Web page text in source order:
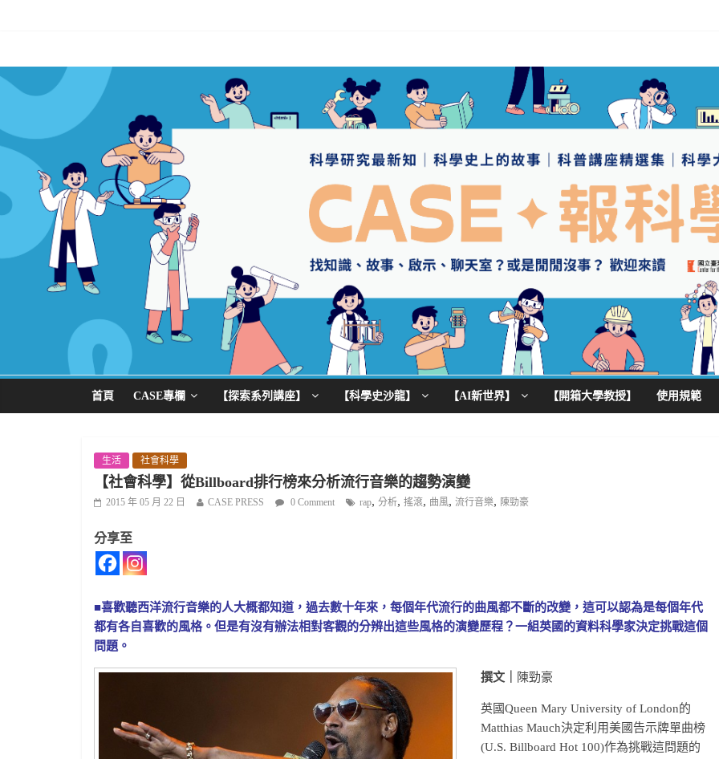
首頁 CASE專欄 【探索系列講座】 【科學史沙龍】 【AI新世界】 【開箱大學教授】 使用規範
生活 社會科學
【社會科學】從Billboard排行榜來分析流行音樂的趨勢演變
2015 年 05 月 22 日 CASE PRESS 0 Comment rap, 分析, 搖滾, 曲風, 流行音樂, 陳勁豪
分享至
■喜歡聽西洋流行音樂的人大概都知道，過去數十年來，每個年代流行的曲風都不斷的改變，這可以認為是每個年代
都有各自喜歡的風格。但是有沒有辦法相對客觀的分辨出這些風格的演變歷程？一組英國的資料科學家決定挑戰這個
問題。
撰文｜ 陳勁豪
英國Queen Mary University of London的
Matthias Mauch決定利用美國告示牌單曲榜
(U.S. Billboard Hot 100)作為挑戰這問題的